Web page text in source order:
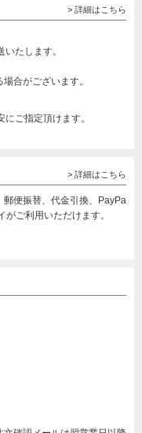
> 詳細はこちら
たします。
合がございます。
ご指定頂けます。
> 詳細はこちら
便振替、代金引換、PayPa
ご利用いただけます。